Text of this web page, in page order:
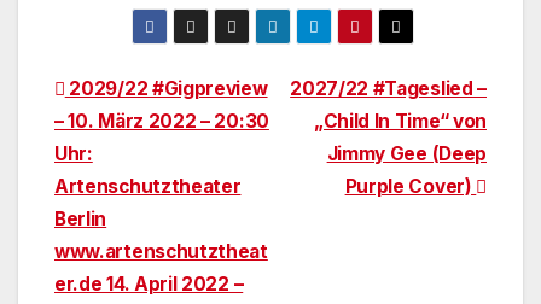
Beitragsnavigation
2027/22 #Tageslied –
„Child In Time“ von
Jimmy Gee (Deep
Purple Cover)
2029/22 #Gigpreview
– 10. März 2022 – 20:30
Uhr:
Artenschutztheater
Berlin
www.artenschutztheat
er.de 14. April 2022 –